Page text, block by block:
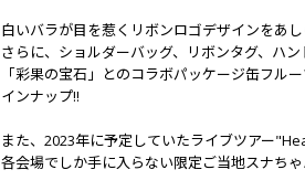
白いバラが目を惹くリボンロゴデザインをあ
さらに、ショルダーバッグ、リボンタグ、ハ
「彩果の宝石」とのコラボパッケージ缶フル
インナップ!!
また、2023年に予定していたライブツアー
各会場でしか手に入らない限定ご当地スナち